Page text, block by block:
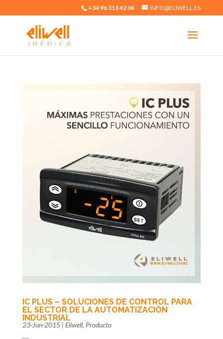
+34 96 313 42 04 INFO@ELIWELL.ES
IC PLUS – SOLUCIONES DE CONTROL PARA
EL SECTOR DE LA AUTOMATIZACIÓN
INDUSTRIAL
23-Jun-2015| Eliwell, Producto